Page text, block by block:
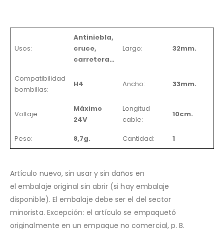
Usos:
Antiniebla,
cruce,
carretera…
Largo: 32mm.
Compatibilidad
bombillas:
H4 Ancho: 33mm.
Voltaje:
Máximo
24V
Longitud
cable:
10cm.
Peso: 8,7g. Cantidad: 1
Artículo nuevo, sin usar y sin daños en
elembalaje original sin abrir (si hay embalaje
disponible). El embalaje debe ser el del sector
minorista. Excepción: el artículo se empaquetó
originalmente en un empaque no comercial, p. B.